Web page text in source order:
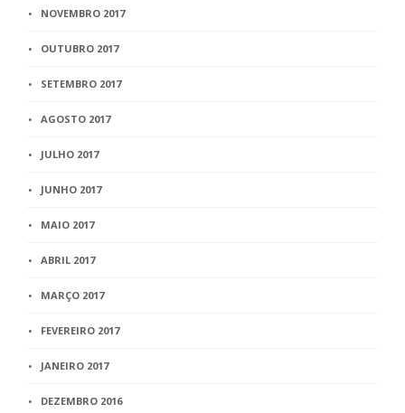
NOVEMBRO 2017
OUTUBRO 2017
SETEMBRO 2017
AGOSTO 2017
JULHO 2017
JUNHO 2017
MAIO 2017
ABRIL 2017
MARÇO 2017
FEVEREIRO 2017
JANEIRO 2017
DEZEMBRO 2016